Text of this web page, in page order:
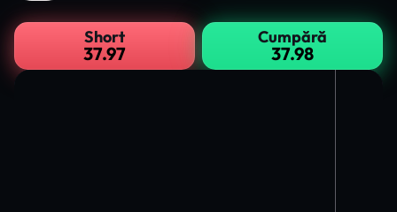
Short
37.97
Cumpără
37.98